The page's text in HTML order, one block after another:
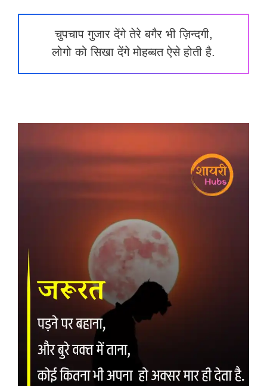
चुपचाप गुजार देंगे तेरे बगैर भी ज़िन्दगी,
लोगो को सिखा देंगे मोहब्बत ऐसे होती है.